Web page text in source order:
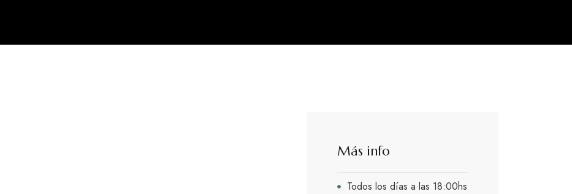
Más info
Todos los días a las 18:00hs